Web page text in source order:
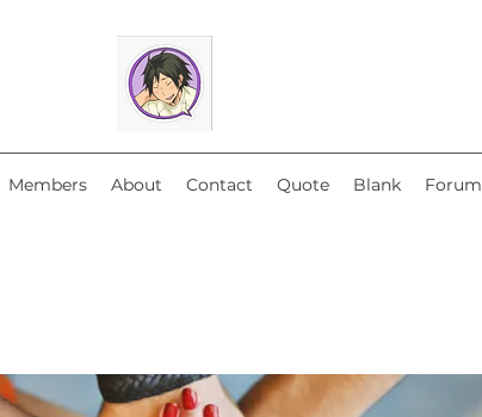
Members About Contact Quote Blank Forum